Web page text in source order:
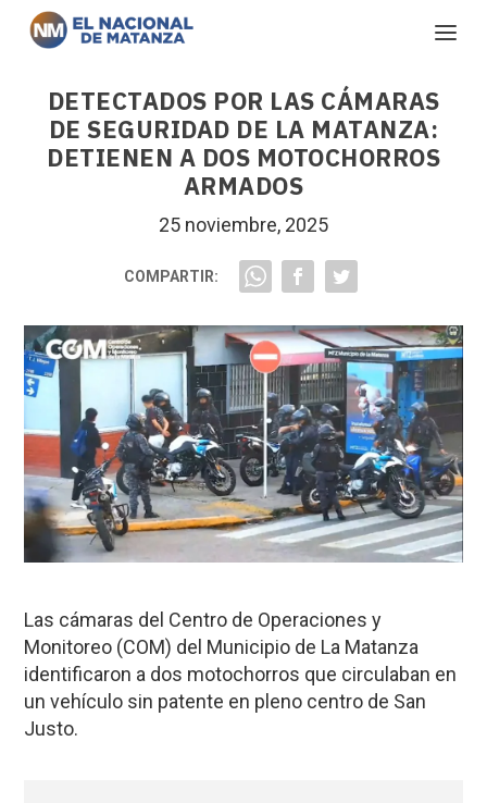
DETECTADOS POR LAS CÁMARAS
DE SEGURIDAD DE LA MATANZA:
DETIENEN A DOS MOTOCHORROS
ARMADOS
25 noviembre, 2025
COMPARTIR:
Las cámaras del Centro de Operaciones y
Monitoreo (COM) del Municipio de La Matanza
identificaron a dos motochorros que circulaban en
un vehículo sin patente en pleno centro de San
Justo.